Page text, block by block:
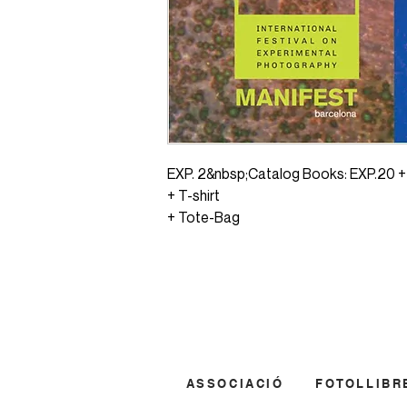
EXP. 2&nbsp;Catalog Books: EXP.20 +
+ T-shirt
+ Tote-Bag
ASSOCIACIÓ